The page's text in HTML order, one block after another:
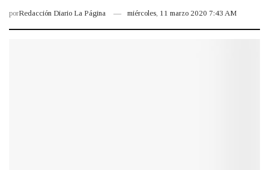
porRedacción Diario La Página miércoles, 11 marzo 2020 7:43 AM